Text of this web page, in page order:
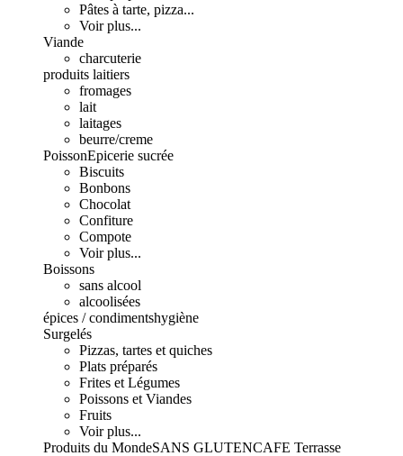
Pâtes à tarte, pizza...
Voir plus...
Viande
charcuterie
produits laitiers
fromages
lait
laitages
beurre/creme
PoissonEpicerie sucrée
Biscuits
Bonbons
Chocolat
Confiture
Compote
Voir plus...
Boissons
sans alcool
alcoolisées
épices / condimentshygiène
Surgelés
Pizzas, tartes et quiches
Plats préparés
Frites et Légumes
Poissons et Viandes
Fruits
Voir plus...
Produits du MondeSANS GLUTENCAFE Terrasse